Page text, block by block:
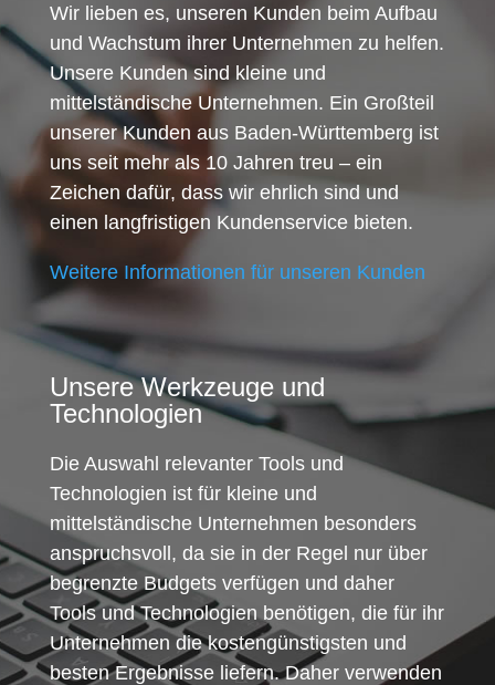
Wir lieben es, unseren Kunden beim Aufbau
und Wachstum ihrer Unternehmen zu helfen.
Unsere Kunden sind kleine und
mittelständische Unternehmen. Ein Großteil
unserer Kunden aus Baden-Württemberg ist
uns seit mehr als 10 Jahren treu – ein
Zeichen dafür, dass wir ehrlich sind und
einen langfristigen Kundenservice bieten.
Weitere Informationen für unseren Kunden
Unsere Werkzeuge und
Technologien
Die Auswahl relevanter Tools und
Technologien ist für kleine und
mittelständische Unternehmen besonders
anspruchsvoll, da sie in der Regel nur über
begrenzte Budgets verfügen und daher
Tools und Technologien benötigen, die für ihr
Unternehmen die kostengünstigsten und
besten Ergebnisse liefern. Daher verwenden